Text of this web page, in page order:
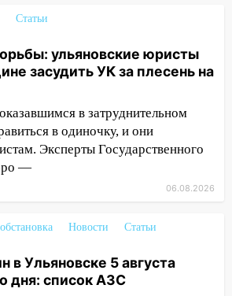
пройдет
«Наше время»
бензин в Ульяновске 5
рабочего дня: список АЗС
19-летнюю
перерезал горло: в
на мопеде и попала в
Статьи
ульяновские юристы
засудить УК за плесень на
в затруднительном
в одиночку, и они
Эксперты Государственного
—
06.08.2026
Новости
Статьи
в Ульяновске 5 августа
дня: список АЗС